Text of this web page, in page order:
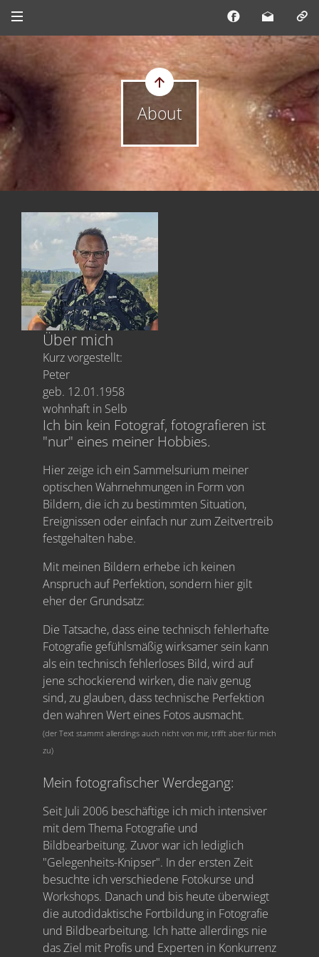
About
Über mich
Kurz vorgestellt:
Peter
geb. 12.01.1958
wohnhaft in Selb
Ich bin kein Fotograf, fotografieren ist
"nur" eines meiner Hobbies.
Hier zeige ich ein Sammelsurium meiner
optischen Wahrnehmungen in Form von
Bildern, die ich zu bestimmten Situation,
Ereignissen oder einfach nur zum Zeitvertreib
festgehalten habe.
Mit meinen Bildern erhebe ich keinen
Anspruch auf Perfektion, sondern hier gilt
eher der Grundsatz:
Die Tatsache, dass eine technisch fehlerhafte
Fotografie gefühlsmäßig wirksamer sein kann
als ein technisch fehlerloses Bild, wird auf
jene schockierend wirken, die naiv genug
sind, zu glauben, dass technische Perfektion
den wahren Wert eines Fotos ausmacht.
(der Text stammt allerdings auch nicht von mir, trifft aber für mich
zu)
Mein fotografischer Werdegang:
Seit Juli 2006 beschäftige ich mich intensiver
mit dem Thema Fotografie und
Bildbearbeitung. Zuvor war ich lediglich
"Gelegenheits-Knipser". In der ersten Zeit
besuchte ich verschiedene Fotokurse und
Workshops. Danach und bis heute überwiegt
die autodidaktische Fortbildung in Fotografie
und Bildbearbeitung. Ich hatte allerdings nie
das Ziel mit Profis und Experten in Konkurrenz